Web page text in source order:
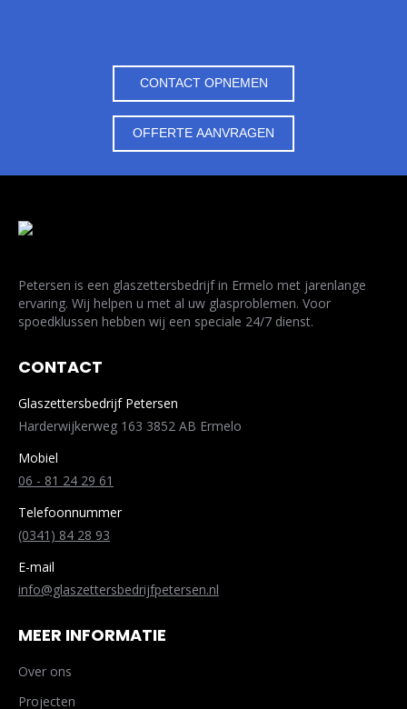
CONTACT OPNEMEN
OFFERTE AANVRAGEN
Petersen is een glaszettersbedrijf in Ermelo met jarenlange
ervaring. Wij helpen u met al uw glasproblemen. Voor
spoedklussen hebben wij een speciale 24/7 dienst.
CONTACT
Glaszettersbedrijf Petersen
Harderwijkerweg 163 3852 AB Ermelo
Mobiel
06 - 81 24 29 61
Telefoonnummer
(0341) 84 28 93
E-mail
info@glaszettersbedrijfpetersen.nl
MEER INFORMATIE
Over ons
Projecten